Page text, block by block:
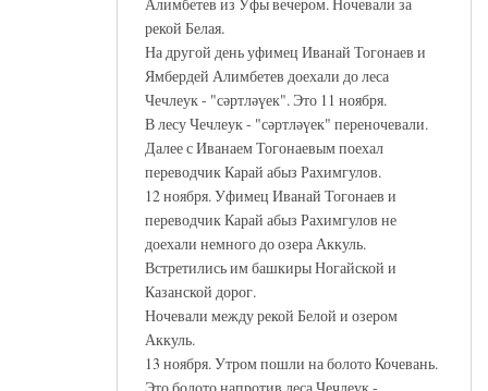
рекой Белая.
На другой день уфимец Иванай Тогонаев и
Ямбердей Алимбетев доехали до леса
Чечлеук - "сәртләүек". Это 11 ноября.
В лесу Чечлеук - "сәртләүек" переночевали.
Далее с Иванаем Тогонаевым поехал
переводчик Карай абыз Рахимгулов.
12 ноября. Уфимец Иванай Тогонаев и
переводчик Карай абыз Рахимгулов не
доехали немного до озера Аккуль.
Встретились им башкиры Ногайской и
Казанской дорог.
Ночевали между рекой Белой и озером
Аккуль.
13 ноября. Утром пошли на болото Кочевань.